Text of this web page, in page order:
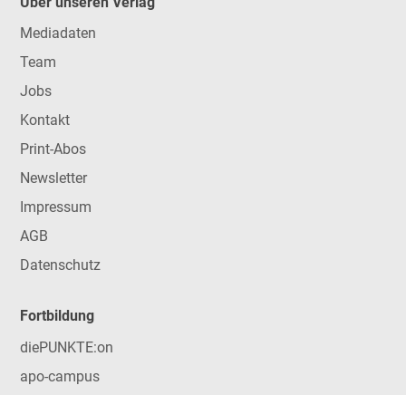
Mediadaten
Team
Jobs
Kontakt
Print-Abos
Newsletter
Impressum
AGB
Datenschutz
Fortbildung
diePUNKTE:on
apo-campus